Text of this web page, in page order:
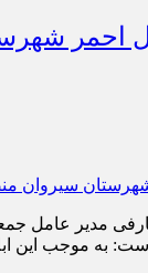
احمر
مدیر عامل
است: به موجب